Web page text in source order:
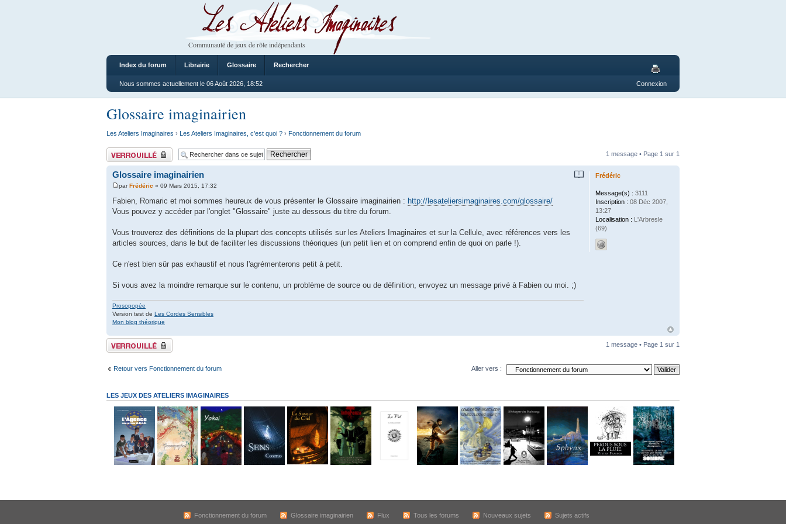
Les Ateliers Imaginaires
Communauté de jeux de rôle indépendants
Index du forum Librairie Glossaire Rechercher
Nous sommes actuellement le 06 Août 2026, 18:52 Connexion
Glossaire imaginairien
Les Ateliers Imaginaires › Les Ateliers Imaginaires, c’est quoi ? › Fonctionnement du forum
Sujet verrouillé 1 message • Page 1 sur 1
Glossaire imaginairien
parFrédéric » 09 Mars 2015, 17:32
Fabien, Romaric et moi sommes heureux de vous présenter le Glossaire imaginairien : http://lesateliersimaginaires.com/glossaire/
Vous pouvez y accéder par l'onglet "Glossaire" juste au dessous du titre du forum.
Vous trouverez des définitions de la plupart des concepts utilisés sur les Ateliers Imaginaires et sur la Cellule, avec références vers les
articles sources, dans le but de faciliter les discussions théoriques (un petit lien et on comprend enfin de quoi on parle !).
Ce n'est bien sûr pas exhaustif et nous l'agrémenterons petit à petit.
Si vous avez la moindre remarque sur le contenu, un problème de source ou de définition, envoyez un message privé à Fabien ou moi. ;)
Prosopopée
Version test de Les Cordes Sensibles
Mon blog théorique
Frédéric
Message(s) : 3111
Inscription : 08 Déc 2007,
13:27
Localisation : L'Arbresle
(69)
Sujet verrouillé 1 message • Page 1 sur 1
Retour vers Fonctionnement du forum Aller vers :
LES JEUX DES ATELIERS IMAGINAIRES
Fonctionnement du forum Glossaire imaginairien Flux Tous les forums Nouveaux sujets Sujets actifs